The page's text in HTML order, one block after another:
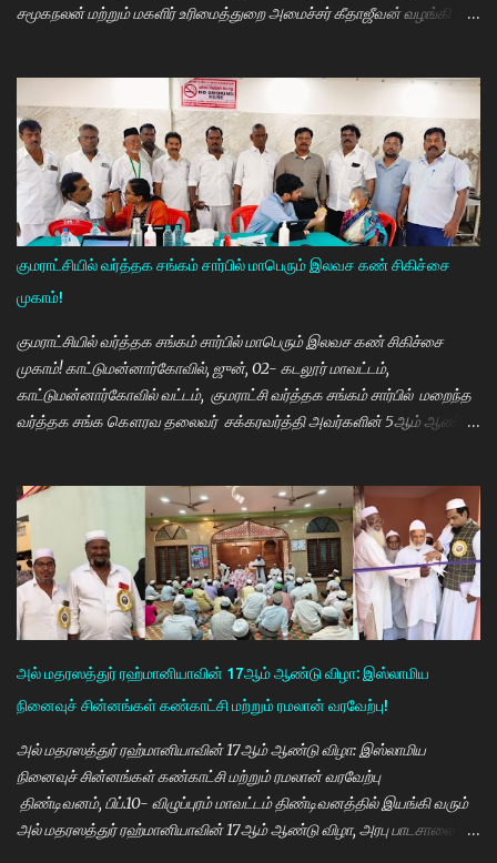
சமூகநலன் மற்றும் மகளிர் உரிமைத்துறை அமைச்சர் கீதாஜீவன் வழங்கி
கல்வியில் சிறந்து விளங்க வேண்டும் என்பதற்காக முதலமைச்சர்
மு.க.ஸ்டாலின் அதிக முயற்சி எடுத்து கல்வியும். மருத்துவமும் எனது இரு
கண்கள் என முதலமைச்சர் கூறி வருகிறார். எத்தனையோ
மாணவியர்களுக்கு கிடைக்காத வாய்ப்பு உங்களுக்கு கிடைத்திருக்கிறது.
முன்பு 8 ம் வகுப்பு அல்லது 10 ம் வகுப்பிலேயே மாணவியர்களின்
பள்ளிப்படிப்பை நிறுத்தும் நிலையை மாற்றி, பெண் குழந்தைகள் கல்லூரி
வரை படிக்க வேண்டும். அவர்களுக்கு உயர்கல்வி மிக அவசியம் என்பதில்
அதிக முயற்சி எடுத்து வருகிறார்கள். உயர்கல்வி படிக்கின்ற
மாணவியர்களுக்கு மாதந்தோறும் ரூ.1000 வழங்கும் புதுமைப்பெண்
திட்டத்தை செயல்படுத்தி வருகிறார். எதிர்கால தலைவர்களான மாணவர்க...
குமராட்சியில் வர்த்தக சங்கம் சார்பில் மாபெரும் இலவச கண் சிகிச்சை
முகாம்!
குமராட்சியில் வர்த்தக சங்கம் சார்பில் மாபெரும் இலவச கண் சிகிச்சை
முகாம்! காட்டுமன்னார்கோவில், ஜுன், 02- கடலூர் மாவட்டம்,
காட்டுமன்னார்கோவில் வட்டம், குமராட்சி வர்த்தக சங்கம் சார்பில் மறைந்த
வர்த்தக சங்க கௌரவ தலைவர் சக்கரவர்த்தி அவர்களின் 5ஆம் ஆண்டு
ஒருங்கிணைப்பாளர் திருவேங்கடம் மற்றும் செவிலியர்கள் தலைமையில்
நடைபெற்றது. நிகழ்ச்சியில் கண் மருத்துவர் இளையராஜா சிறப்பு
அழைப்பாளராக கலந்து கொண்டு குத்துவிளக்கு ஏற்றி நிகழ்ச்சினை
துவங்கி வைத்தார். நிகழ்ச்சிக்கு குமராட்சி வர்த்தக சங்கத் தலைவர்
கே.ஆர்.ஜி. தமிழ்வாணன் முன்னிலை வகித்தார். நிகழ்ச்சியில் செயலாளர்
மணிவண்ணன், ஒருங்கிணைப்பாளர் அப்துல்பாசித் மற்றும் சங்க
நிர்வாகிகள் குமரவடிவு, துரைசிங்கம், பிரதீப், அப்துல்ரவுப், பார்த்தசாரதி,
மணிகண்டன், செந்தில்குமார், முஸ்தபா, பிரத...
அல் மதரஸத்துர் ரஹ்மானியாவின் 17ஆம் ஆண்டு விழா: இஸ்லாமிய
நினைவுச் சின்னங்கள் கண்காட்சி மற்றும் ரமலான் வரவேற்பு!
அல் மதரஸத்துர் ரஹ்மானியாவின் 17ஆம் ஆண்டு விழா: இஸ்லாமிய
நினைவுச் சின்னங்கள் கண்காட்சி மற்றும் ரமலான் வரவேற்பு
திண்டிவனம், பிப்.10- விழுப்புரம் மாவட்டம் திண்டிவனத்தில் இயங்கி வரும்
அல் மதரஸத்துர் ரஹ்மானியாவின் 17ஆம் ஆண்டு விழா, அரபு பாடசாலை